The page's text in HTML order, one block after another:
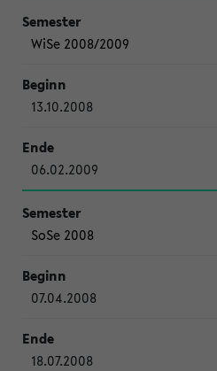
WiSe 2008/2009
13.10.2008
06.02.2009
SoSe 2008
07.04.2008
18.07.2008